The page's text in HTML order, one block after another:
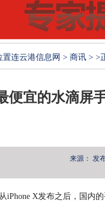
置连云港信息网 > 商讯 > >
便宜的水滴屏
来源： 发
iPhone X发布之后，国内